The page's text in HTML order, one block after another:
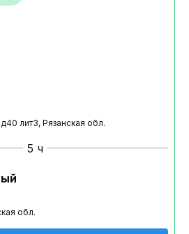
лит3, Рязанская обл.
5 ч
обл.